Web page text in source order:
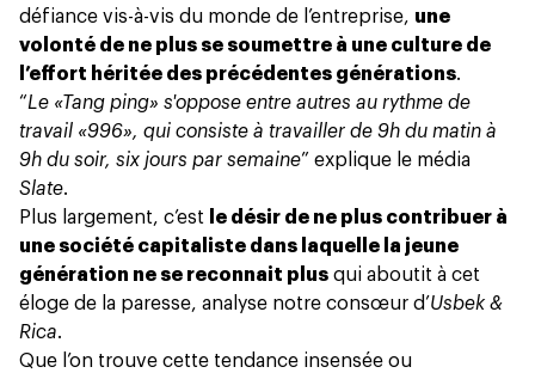
défiance vis-à-vis du monde de l’entreprise, une
volonté de ne plus se soumettre à une culture de
l’effort héritée des précédentes générations.
“Le «Tang ping» s'oppose entre autres au rythme de
travail «996», qui consiste à travailler de 9h du matin à
9h du soir, six jours par semaine” explique le média
Slate.
Plus largement, c’est
le désir de ne plus contribuer à
une société capitaliste dans laquelle la jeune
génération ne se reconnait plus qui aboutit à cet
éloge de la paresse, analyse notre consœur d’Usbek &
Rica.
Que l’on trouve cette tendance insensée ou